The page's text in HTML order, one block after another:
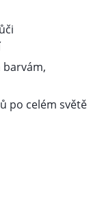
barvám,
po celém světě